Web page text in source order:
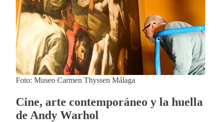
Foto: Museo Carmen Thyssen Málaga
Cine, arte contemporáneo y la huella
de Andy Warhol